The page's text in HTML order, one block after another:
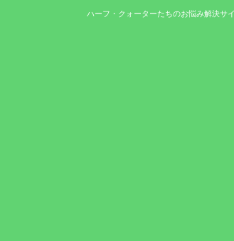
ハーフ・クォーターたちのお悩み解決サ